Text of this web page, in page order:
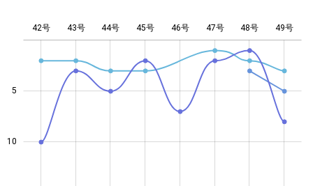
10
5
42号 43号 44号 45号 46号 47号 48号 49号